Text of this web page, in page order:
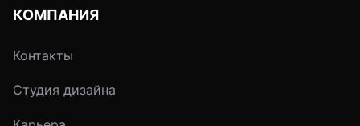
КОМПАНИЯ
Контакты
Студия дизайна